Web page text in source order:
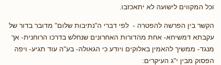
וכל המקווים לישועה לא יתאכזבו.
הקשר בין הפרשה להפטרה - לפי דברי ה"נתיבות שלום" מדובר בדור של
עקבתא דמשיחא- אחת מהדורות האחרונים שנחלש בדרכו הרוחנית- אך
מנגד- ממשיך להאמין באלוקים ויודע כי הגאולה- בע"ה עוד תגיע- ויפה
הפסוק מבין י"ג העיקרים: